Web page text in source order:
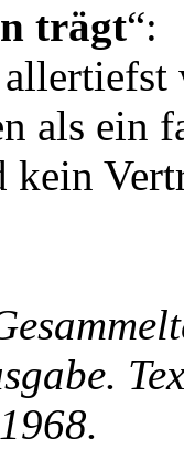
trägt“:
als ein
kein